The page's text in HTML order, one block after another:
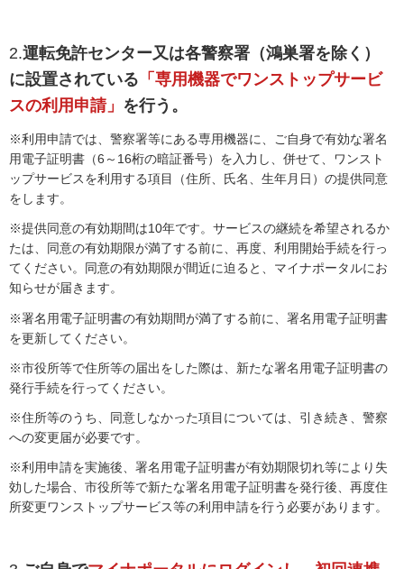
2.運転免許センター又は各警察署（鴻巣署を除く）
に設置されている 「専用機器でワンストップサービ
スの利用申請」 を行う。
※利用申請では、警察署等にある専用機器に、ご自身で有効な署名
用電子証明書（6～16桁の暗証番号）を入力し、併せて、ワンスト
ップサービスを利用する項目（住所、氏名、生年月日）の提供同意
をします。
※提供同意の有効期間は10年です。サービスの継続を希望されるか
たは、同意の有効期限が満了する前に、再度、利用開始手続を行っ
てください。同意の有効期限が間近に迫ると、マイナポータルにお
知らせが届きます。
※署名用電子証明書の有効期間が満了する前に、署名用電子証明書
を更新してください。
※市役所等で住所等の届出をした際は、新たな署名用電子証明書の
発行手続を行ってください。
※住所等のうち、同意しなかった項目については、引き続き、警察
への変更届が必要です。
※利用申請を実施後、署名用電子証明書が有効期限切れ等により失
効した場合、市役所等で新たな署名用電子証明書を発行後、再度住
所変更ワンストップサービス等の利用申請を行う必要があります。